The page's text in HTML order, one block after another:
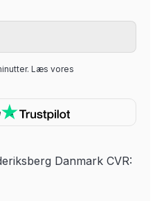
Læs vores
Danmark CVR: